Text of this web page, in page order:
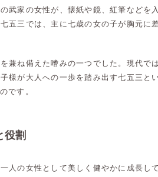
武家の女性が、懐紙や鏡、紅筆などを
五三では、主に七歳の女の子が胸元に
兼ね備えた嗜みの一つでした。現代で
様が大人への一歩を踏み出す七五三と
です。
役割
人の女性として美しく健やかに成長し